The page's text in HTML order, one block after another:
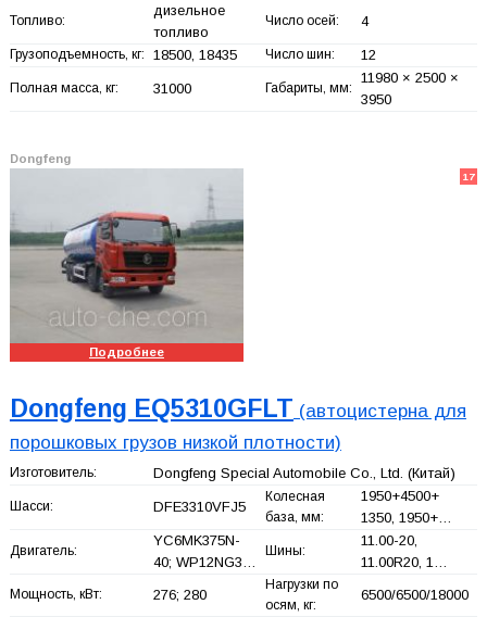
Топливо:
дизельное
топливо
Число осей: 4
Грузоподъемность, кг: 18500, 18435 Число шин: 12
Полная масса, кг: 31000 Габариты, мм:
11980 × 2500 ×
3950
Dongfeng
17
Подробнее
Dongfeng EQ5310GFLT (автоцистерна для
порошковых грузов низкой плотности)
Изготовитель: Dongfeng Special Automobile Co., Ltd. (Китай)
Шасси: DFE3310VFJ5
Колесная
база, мм:
1950+4500+
1350, 1950+…
Двигатель:
YC6MK375N-
40; WP12NG3…
Шины:
11.00-20,
11.00R20, 1…
Мощность, кВт: 276; 280
Нагрузки по
осям, кг:
6500/6500/18000